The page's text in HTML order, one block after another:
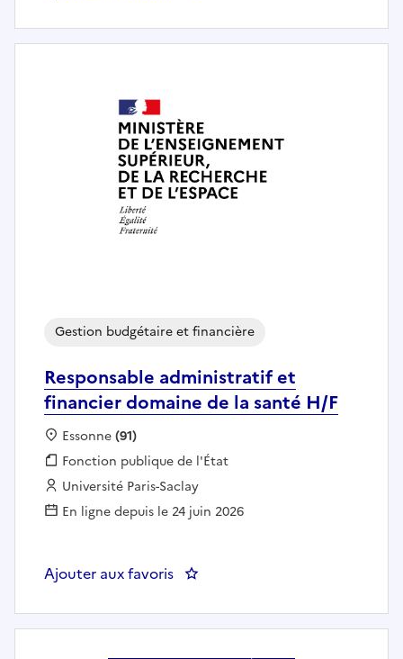
Responsable administratif et
financier domaine de la santé H/F
Gestion budgétaire et financière
Localisation :
Essonne(91)
Fonction publique :
Fonction publique de l'État
Employeur :
Université Paris-Saclay
En ligne depuis le 24 juin 2026
Ajouter aux favoris : Responsable administratif et